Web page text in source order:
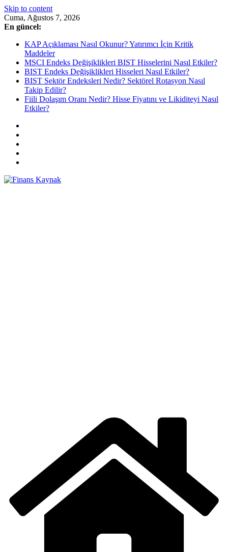
Skip to content
Cuma, Ağustos 7, 2026
En güncel:
KAP Açıklaması Nasıl Okunur? Yatırımcı İçin Kritik
Maddeler
MSCI Endeks Değişiklikleri BIST Hisselerini Nasıl Etkiler?
BIST Endeks Değişiklikleri Hisseleri Nasıl Etkiler?
BIST Sektör Endeksleri Nedir? Sektörel Rotasyon Nasıl
Takip Edilir?
Fiili Dolaşım Oranı Nedir? Hisse Fiyatını ve Likiditeyi Nasıl
Etkiler?